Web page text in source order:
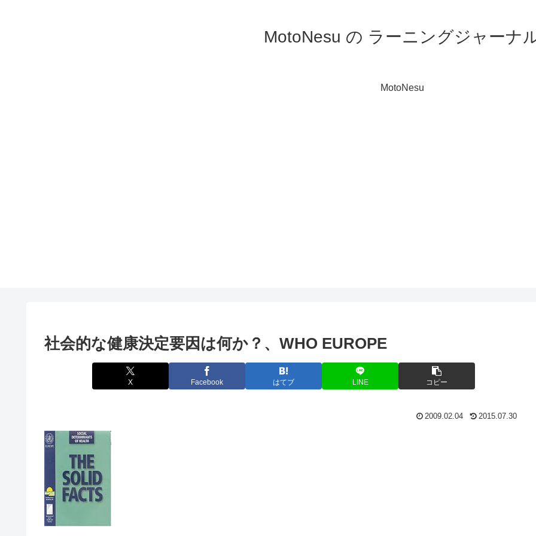
MotoNesu の ラーニングジャーナ
MotoNesu
社会的な健康決定要因は何か？、WHO EUROPE
X Facebook はてブ LINE コピー
2009.02.04 2015.07.30